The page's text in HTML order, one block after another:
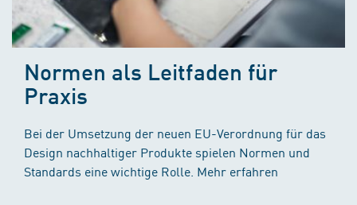
Normen als Leitfaden für
Praxis
Bei der Umsetzung der neuen EU-Verordnung für das
Design nachhaltiger Produkte spielen Normen und
Standards eine wichtige Rolle. Mehr erfahren